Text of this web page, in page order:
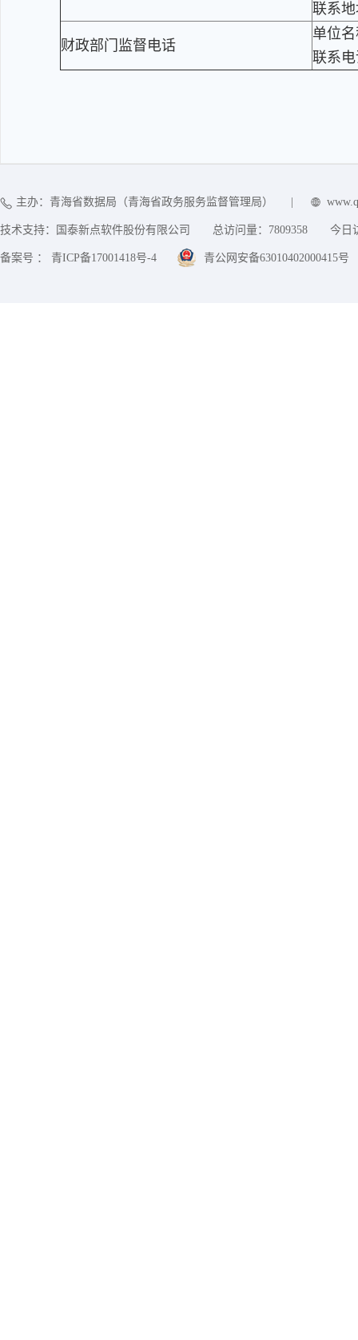
联系
财政部门监督电话
单位
联系
主办：青海省数据局（青海省政务服务监督管理局）
技术支持：国泰新点软件股份有限公司 总访问量： 7809358 今日
备案号 ： 青ICP备17001418号-4 青公网安备63010402000415号